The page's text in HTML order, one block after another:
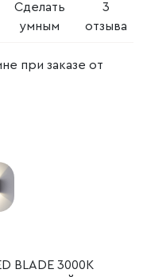
Сделать
умным
3
отзыва
при заказе от
BLADE 3000K